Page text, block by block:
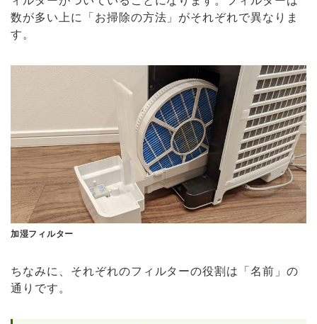
数が多い上に「お掃除の方法」がそれぞれで異なりま
す。
加湿フィルター
ちなみに、それぞれのフィルターの役割は「名前」の
通りです。